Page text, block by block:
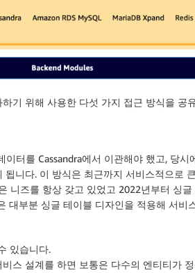
기 위해 사용한 다섯 가지 접근 방식을 공
터를 Cassandra에서 이관해야 했고, 당시
니다. 이 방식은 최근까지 서비스적으로
니즈를 항상 갖고 있었고 2022년부터 싱
대부분 싱글 테이블 디자인을 적용해 서비
있습니다.
스 설계를 하면 보통은 다수의 엔티티가